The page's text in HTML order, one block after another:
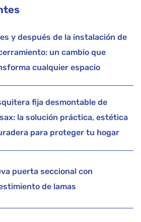
y después de la instalación de
un cambio que
cualquier espacio
fija desmontable de
la solución práctica, estética
para proteger tu hogar
puerta seccional con
de lamas